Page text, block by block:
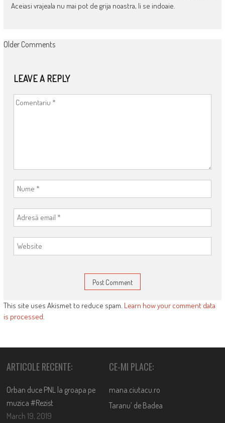
Aceiasi vrajeala nu mai pot de grija noastra, li se indoaie.
COMMENT
Older Comments
LEAVE A REPLY
This site uses Akismet to reduce spam. Learn how your comment data
is processed
ARTICOLE RECENTE:
Orban duce PNL la groapa pe
muzica #Rezist
March 19, 2019
CE-MI PLACE:
mana.ciutacu.ro
Taranu’ de Badea